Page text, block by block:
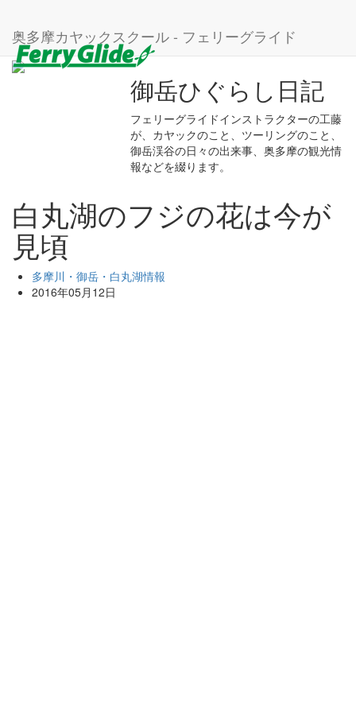
奥多摩カヤックスクール - フェリーグライド
白丸湖のフジの花は今が見頃
御岳ひぐらし日記
フェリーグライドインストラクターの工藤
が、カヤックのこと、ツーリングのこと、
御岳渓谷の日々の出来事、奥多摩の観光情
報などを綴ります。
白丸湖のフジの花は今が
見頃
多摩川・御岳・白丸湖情報
2016年05月12日